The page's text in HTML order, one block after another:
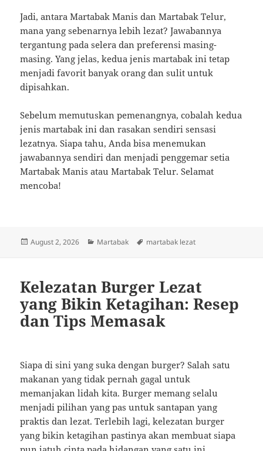
Jadi, antara Martabak Manis dan Martabak Telur,
mana yang sebenarnya lebih lezat? Jawabannya
tergantung pada selera dan preferensi masing-
masing. Yang jelas, kedua jenis martabak ini tetap
menjadi favorit banyak orang dan sulit untuk
dipisahkan.
Sebelum memutuskan pemenangnya, cobalah kedua
jenis martabak ini dan rasakan sendiri sensasi
lezatnya. Siapa tahu, Anda bisa menemukan
jawabannya sendiri dan menjadi penggemar setia
Martabak Manis atau Martabak Telur. Selamat
mencoba!
Posted
August 2, 2026 Categories
Martabak Tags
martabak lezat
Kelezatan Burger Lezat
yang Bikin Ketagihan: Resep
dan Tips Memasak
Siapa di sini yang suka dengan burger? Salah satu
makanan yang tidak pernah gagal untuk
memanjakan lidah kita. Burger memang selalu
menjadi pilihan yang pas untuk santapan yang
praktis dan lezat. Terlebih lagi, kelezatan burger
yang bikin ketagihan pastinya akan membuat siapa